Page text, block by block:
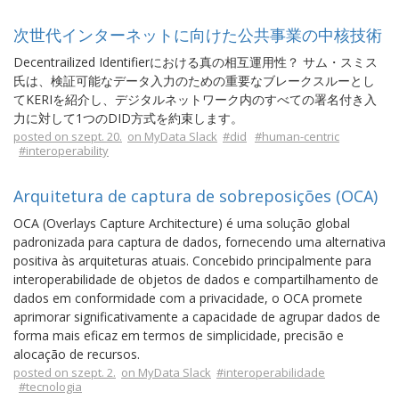
次世代インターネットに向けた公共事業の中核技術
Decentrailized Identifierにおける真の相互運用性？ サム・スミス
氏は、検証可能なデータ入力のための重要なブレークスルーとし
てKERIを紹介し、デジタルネットワーク内のすべての署名付き入
力に対して1つのDID方式を約束します。
posted on szept. 20. on MyData Slack #did #human-centric
#interoperability
Arquitetura de captura de sobreposições (OCA)
OCA (Overlays Capture Architecture) é uma solução global
padronizada para captura de dados, fornecendo uma alternativa
positiva às arquiteturas atuais. Concebido principalmente para
interoperabilidade de objetos de dados e compartilhamento de
dados em conformidade com a privacidade, o OCA promete
aprimorar significativamente a capacidade de agrupar dados de
forma mais eficaz em termos de simplicidade, precisão e
alocação de recursos.
posted on szept. 2. on MyData Slack #interoperabilidade
#tecnologia